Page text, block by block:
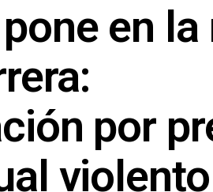
en la
por
violento